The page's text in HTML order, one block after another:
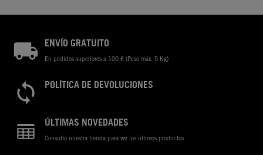
ENVÍO GRATUITO
En pedidos superiores a 100 € (Peso máx. 5 Kg)
POLÍTICA DE DEVOLUCIONES
ÚLTIMAS NOVEDADES
Consulta nuestra tienda para ver los últimos productos